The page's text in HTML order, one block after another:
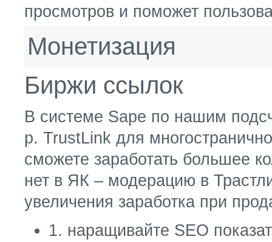
просмотров и поможет
Монетизация
Биржи ссылок
В системе Sape по нашим
р. TrustLink для
сможете заработать большее
нет в ЯК – модерацию в
увеличения заработка при
1. наращивайте SEO